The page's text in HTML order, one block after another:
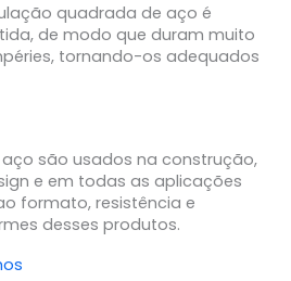
quadrada de aço é
de modo que duram muito
tornando-os adequados
são usados na construção,
e em todas as aplicações
formato, resistência e
desses produtos.